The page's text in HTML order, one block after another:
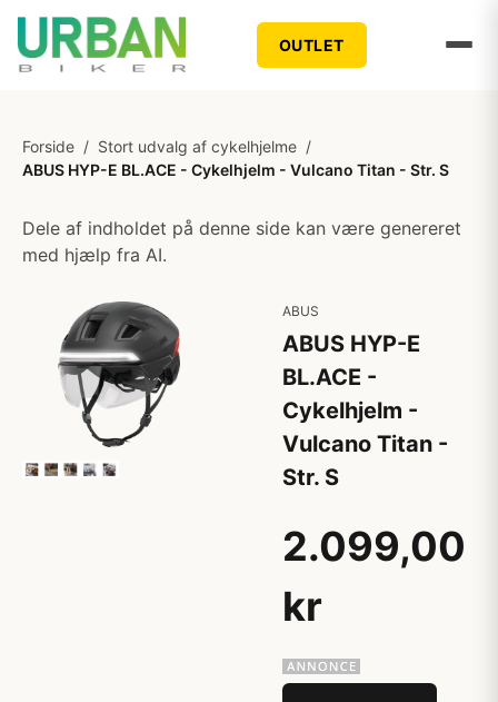
OUTLET
Forside / Stort udvalg af cykelhjelme /
ABUS HYP-E BL.ACE - Cykelhjelm - Vulcano Titan - Str. S
Dele af indholdet på denne side kan være genereret
med hjælp fra AI.
ABUS
ABUS HYP-E
BL.ACE -
Cykelhjelm -
Vulcano Titan -
Str. S
2.099,00
kr